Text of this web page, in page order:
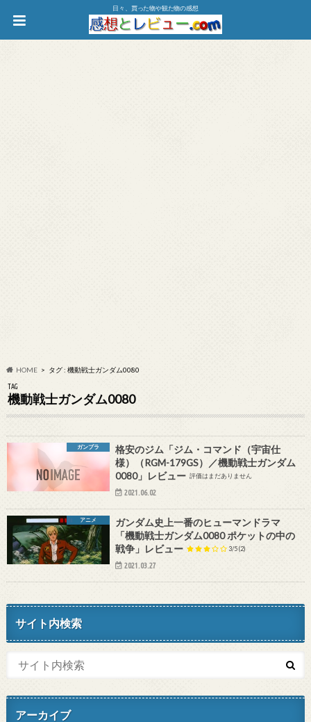
日々、買った物や観た物の感想
HOME タグ : 機動戦士ガンダム0080
TAG
機動戦士ガンダム0080
ガンプラ
格安のジム「ジム・コマンド（宇宙仕
様）（RGM-179GS）／機動戦士ガンダム
0080」レビュー 評価はまだありません
2021.06.02
アニメ
ガンダム史上一番のヒューマンドラマ
「機動戦士ガンダム0080 ポケットの中の
戦争」レビュー
3/5 (2)
2021.03.27
サイト内検索
アーカイブ